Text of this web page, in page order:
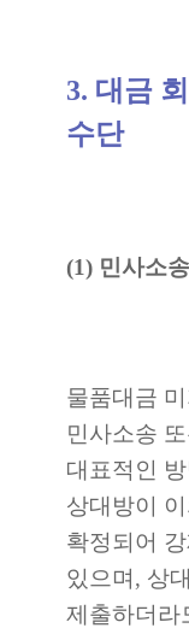
3. 대금
수단
(1) 민사소
물품대금
민사소송
대표적인
상대방이
확정되어
있으며, 상
제출하더라